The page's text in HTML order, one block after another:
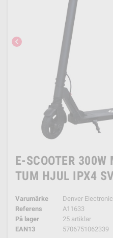
chevron_left
E-SCOOTER
TUM HJUL IPX4
Varumärke
Denver
Referens
A11633
På lager
25 artiklar
EAN13
5706751062339